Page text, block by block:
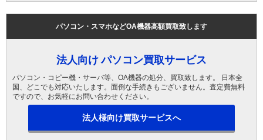
パソコン・スマホなどOA機器高額買取致します
法人向け パソコン買取サービス
パソコン・コピー機・サーバ等、OA機器の処分、買取致します。 日本全
国、どこでも対応いたします。面倒な手続きもございません。査定費無料
ですので、お気軽にお問い合わせください。
法人様向け買取サービスへ